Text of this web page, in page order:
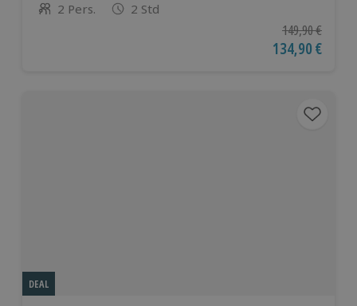
Anzahl der Teilnehmer
2 Pers. 2 Std
Ursprünglicher
149,90 €
Aktueller Preis
134,90 €
DEAL